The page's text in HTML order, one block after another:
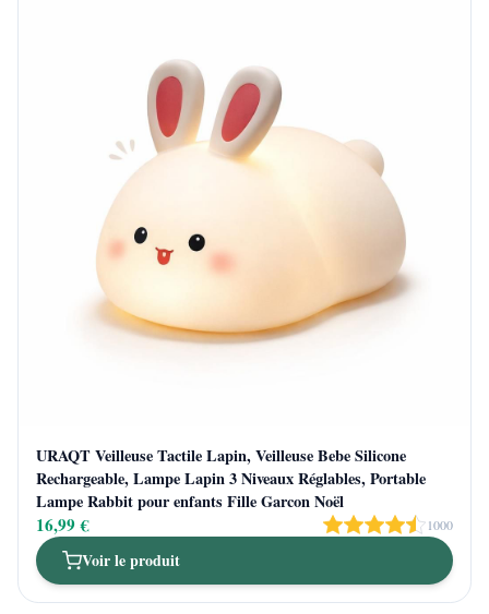
URAQT Veilleuse Tactile Lapin, Veilleuse Bebe Silicone
Rechargeable, Lampe Lapin 3 Niveaux Réglables, Portable
Lampe Rabbit pour enfants Fille Garcon Noël
16,99 € 1000
Voir le produit